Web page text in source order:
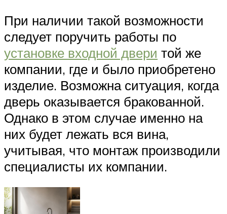
При наличии такой возможности
следует поручить работы по
установке входной двери той же
компании, где и было приобретено
изделие. Возможна ситуация, когда
дверь оказывается бракованной.
Однако в этом случае именно на
них будет лежать вся вина,
учитывая, что монтаж производили
специалисты их компании.